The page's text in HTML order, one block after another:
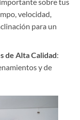
velocidad,
para un
de Alta Calidad:
y de